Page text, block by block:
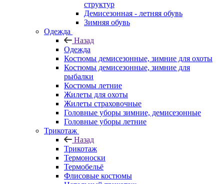
структур
Демисезонная - летняя обувь
Зимняя обувь
Одежда
Назад
Одежда
Костюмы демисезонные, зимние для охоты
Костюмы демисезонные, зимние для
рыбалки
Костюмы летние
Жилеты для охоты
Жилеты страховочные
Головные уборы зимние, демисезонные
Головные уборы летние
Трикотаж
Назад
Трикотаж
Термоноски
Термобельё
Флисовые костюмы